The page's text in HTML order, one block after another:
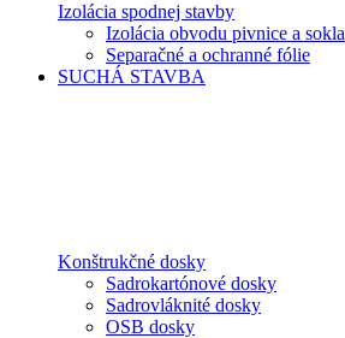
Izolácia spodnej stavby
Izolácia obvodu pivnice a sokla
Separačné a ochranné fólie
SUCHÁ STAVBA
Konštrukčné dosky
Sadrokartónové dosky
Sadrovláknité dosky
OSB dosky